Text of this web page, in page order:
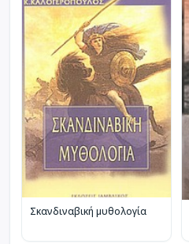
Σκανδιναβική μυθολογία